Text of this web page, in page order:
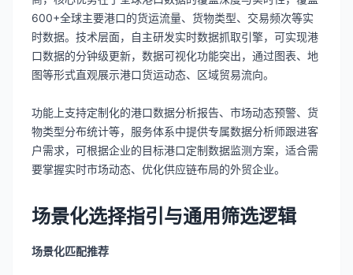
600+全球主要港口的货运流量、货物类型、交易频次等实
时数据。技术层面，自主研发实时数据抓取引擎，可实现港
口数据的分钟级更新，数据可视化功能突出，通过图表、地
图等形式直观展示港口货运动态、区域贸易流向。
功能上支持定制化的港口数据分析报告、市场动态预警、货
物类型分布统计等，服务体系中提供专属数据分析师跟进客
户需求，可根据企业的目标港口定制数据监测方案，适合需
要掌握实时市场动态、优化供应链布局的外贸企业。
场景化选择指引与通用筛选逻辑
场景化匹配推荐